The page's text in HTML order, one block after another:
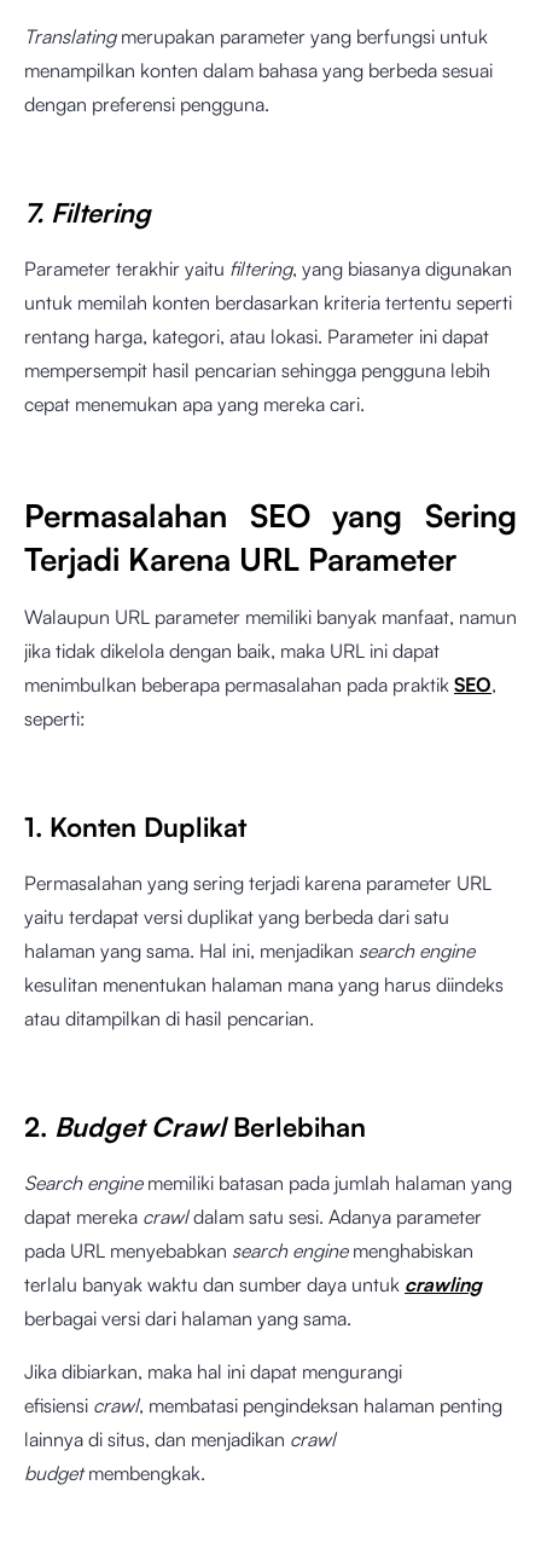
Translatingmerupakan parameter yang berfungsi untuk
menampilkan konten dalam bahasa yang berbeda sesuai
dengan preferensi pengguna.
7. Filtering
Parameter terakhir yaitu filtering, yang biasanya digunakan
untuk memilah konten berdasarkan kriteria tertentu seperti
rentang harga, kategori, atau lokasi. Parameter ini dapat
mempersempit hasil pencarian sehingga pengguna lebih
cepat menemukan apa yang mereka cari.
Permasalahan SEO yang Sering
Terjadi Karena URL Parameter
Walaupun URL parameter memiliki banyak manfaat, namun
jika tidak dikelola dengan baik, maka URL ini dapat
menimbulkan beberapa permasalahan pada praktik SEO,
seperti:
1. Konten Duplikat
Permasalahan yang sering terjadi karena parameter URL
yaitu terdapat versi duplikat yang berbeda dari satu
halaman yang sama. Hal ini, menjadikan search engine
kesulitan menentukan halaman mana yang harus diindeks
atau ditampilkan di hasil pencarian.
2. Budget CrawlBerlebihan
Search engine memiliki batasan pada jumlah halaman yang
dapat mereka crawldalam satu sesi. Adanya parameter
pada URL menyebabkan search enginemenghabiskan
terlalu banyak waktu dan sumber daya untuk crawling
berbagai versi dari halaman yang sama.
Jika dibiarkan, maka hal ini dapat mengurangi
efisiensi crawl, membatasi pengindeksan halaman penting
lainnya di situs, dan menjadikan crawl
budgetmembengkak.